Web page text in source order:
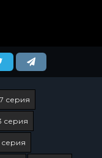
серия
серия
серия